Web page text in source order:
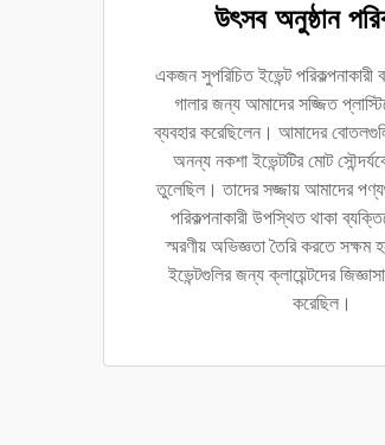
উৎসব অনুষ্ঠান
একজন সুপরিচিত ইভেন্ট
গালার জন্য আমাদের সজ্জিত
ব্যবহার করেছিলেন। আমাদের
অনন্য নকশা ইভেন্টটির মোট
তুলেছিল। তাদের সজ্জায় আমাদের
পরিকল্পনাকারী উপস্থিত থাকা
স্মরণীয় অভিজ্ঞতা তৈরি করতে সক্ষম
ইভেন্টগুলির জন্য ক্লায়েন্টদের
করেছিল।